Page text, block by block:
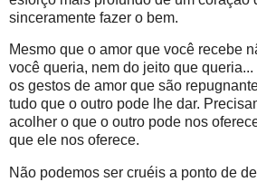
sinceramente fazer o bem.
Mesmo que o amor que você recebe
você queria, nem do jeito que
os gestos de amor que são
tudo que o outro pode lhe dar.
acolher o que o outro pode nos
que ele nos oferece.
Não podemos ser cruéis a ponto de